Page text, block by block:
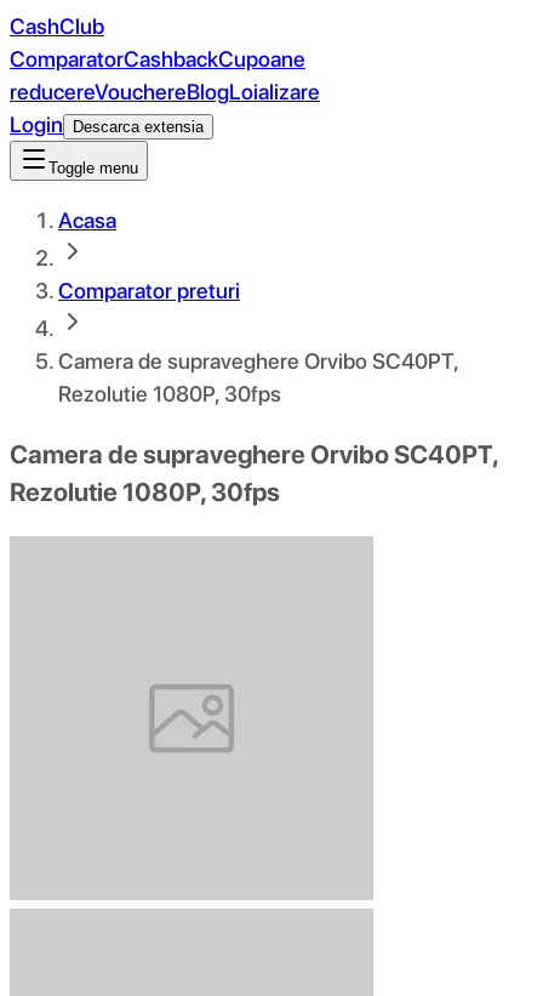
CashClub
ComparatorCashbackCupoane
reducereVouchereBlogLoializare
Login
Descarca extensia
Toggle menu
Acasa
Comparator preturi
Camera de supraveghere Orvibo SC40PT,
Rezolutie 1080P, 30fps
Camera de supraveghere Orvibo SC40PT,
Rezolutie 1080P, 30fps